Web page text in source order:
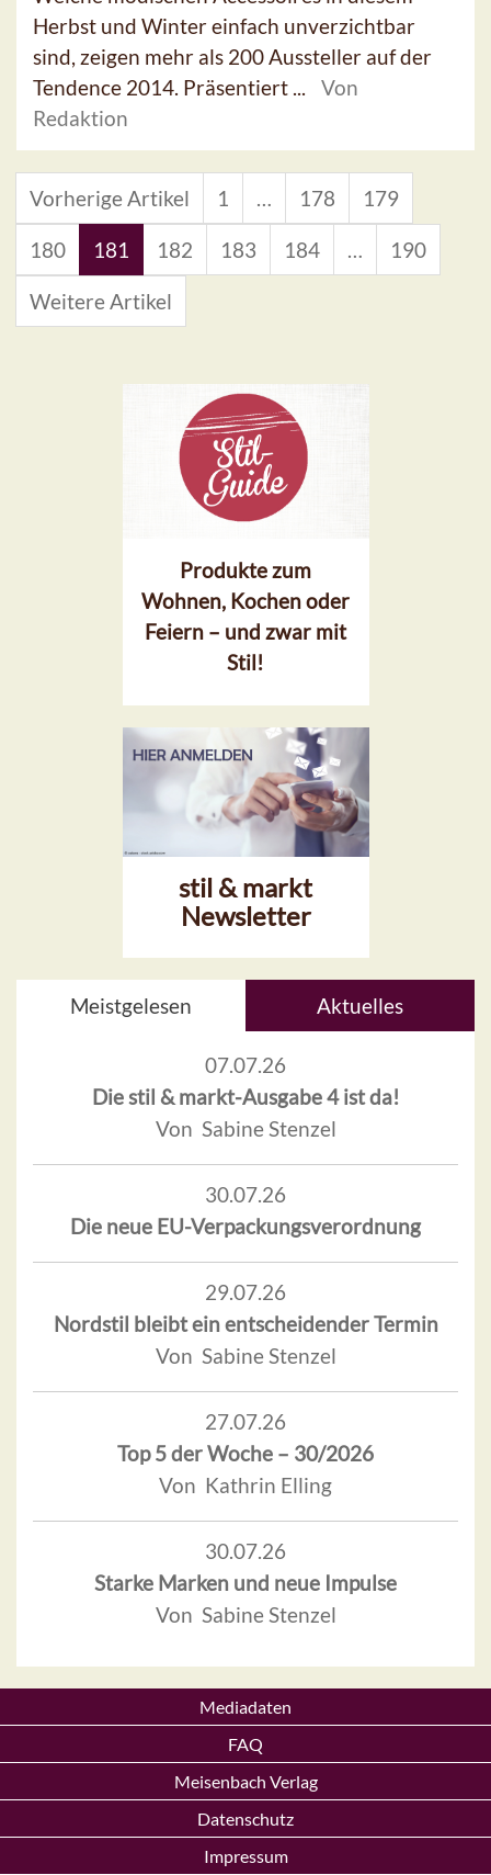
Herbst und Winter einfach unverzichtbar
sind, zeigen mehr als 200 Aussteller auf der
Tendence 2014. Präsentiert ...
Von
Redaktion
Vorherige Artikel 1 … 178 179
180 181 182 183 184 … 190
Weitere Artikel
Produkte zum
Wohnen, Kochen oder
Feiern – und zwar mit
Stil!
stil & markt
Newsletter
Meistgelesen Aktuelles
07.07.26
Die stil & markt-Ausgabe 4 ist da!
Von Sabine Stenzel
30.07.26
Die neue EU-Verpackungsverordnung
29.07.26
Nordstil bleibt ein entscheidender Termin
Von Sabine Stenzel
27.07.26
Top 5 der Woche – 30/2026
Von Kathrin Elling
30.07.26
Starke Marken und neue Impulse
Von Sabine Stenzel
Mediadaten
FAQ
Meisenbach Verlag
Datenschutz
Impressum